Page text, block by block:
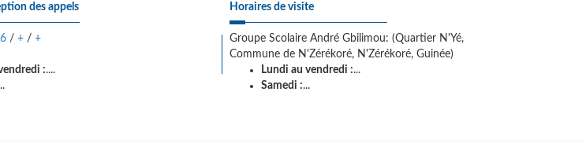
des appels
/ + / +
:....
Horaires de visite
Groupe Scolaire André Gbilimou: (Quartier N'Yé,
Commune de N'Zérékoré, N'Zérékoré, Guinée)
Lundi au vendredi :...
Samedi :...